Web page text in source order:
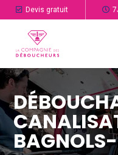
Devis gratuit